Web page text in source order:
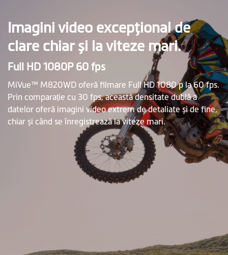
Imagini video excepţional de
clare chiar și la viteze mari.
Full HD 1080P 60 fps
MiVue™ M820WD oferă filmare Full HD 1080 p la 60 fps.
Prin comparație cu 30 fps, această densitate dublă a
datelor oferă imagini video extrem de detaliate și de fine,
chiar și când se înregistrează la viteze mari.